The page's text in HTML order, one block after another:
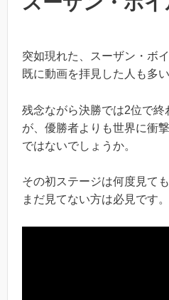
突如現れた、スーザン・ボイ
既に動画を拝見した人も多い
残念ながら決勝では2位で
が、優勝者よりも世界に衝
ではないでしょうか。
その初ステージは何度見ても
まだ見てない方は必見です。